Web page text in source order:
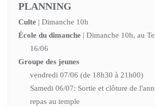
PLANNING
Culte | Dimanche 10h
École du dimanche | Dimanche 10h, au
16/06
Groupe des jeunes
vendredi 07/06 (de 18h30 à 21h00)
Samedi 06/07: Sortie et clôture de
repas au temple